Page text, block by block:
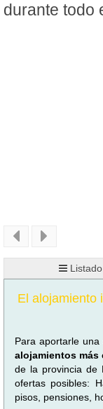
durante todo
Listado
El alojamiento
Para aportarle
alojamientos más
de la provincia de
ofertas posibles:
pisos, pensiones,